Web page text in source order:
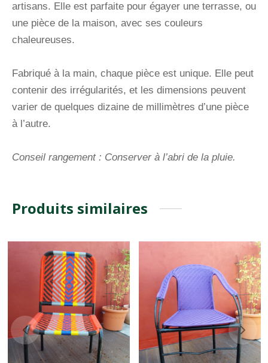
artisans. Elle est parfaite pour égayer une terrasse, ou
une pièce de la maison, avec ses couleurs
chaleureuses.
Fabriqué à la main, chaque pièce est unique. Elle peut
contenir des irrégularités, et les dimensions peuvent
varier de quelques dizaine de millimètres d’une pièce
à l’autre.
Conseil rangement : Conserver à l’abri de la pluie.
Produits similaires